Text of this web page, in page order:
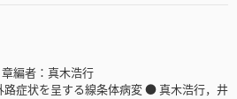
編者：真木浩行
路症状を呈する線条体病変 ● 真木浩行，井